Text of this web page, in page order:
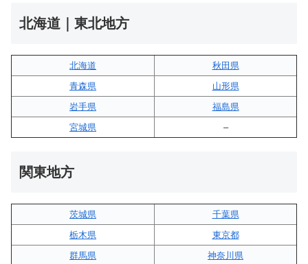
北海道｜東北地方
北海道
秋田県
青森県
山形県
岩手県
福島県
宮城県
–
関東地方
茨城県
千葉県
栃木県
東京都
群馬県
神奈川県